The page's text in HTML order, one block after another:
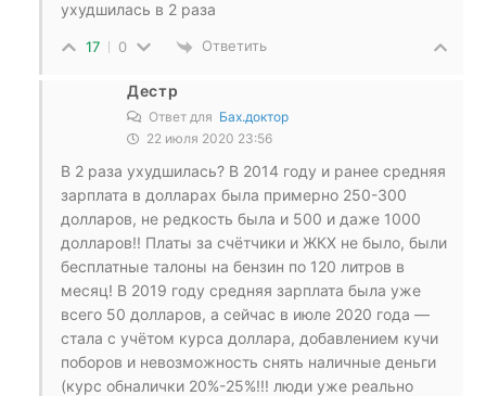
ухудшилась в 2 раза
17 0 Ответить
Дестр
Ответ для Бах.доктор
22 июля 2020 23:56
В 2 раза ухудшилась? В 2014 году и ранее средняя
зарплата в долларах была примерно 250-300
долларов, не редкость была и 500 и даже 1000
долларов!! Платы за счётчики и ЖКХ не было, были
бесплатные талоны на бензин по 120 литров в
месяц! В 2019 году средняя зарплата была уже
всего 50 долларов, а сейчас в июле 2020 года —
стала с учётом курса доллара, добавлением кучи
поборов и невозможность снять наличные деньги
(курс обналички 20%-25%!!! люди уже реально